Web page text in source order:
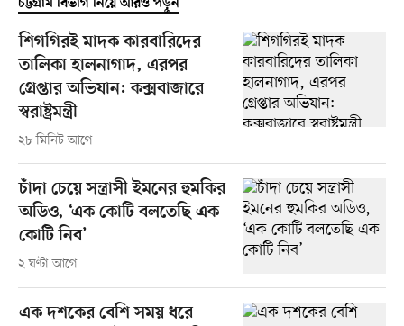
চট্টগ্রাম বিভাগ নিয়ে আরও পড়ুন
শিগগিরই মাদক কারবারিদের
তালিকা হালনাগাদ, এরপর
গ্রেপ্তার অভিযান: কক্সবাজারে
স্বরাষ্ট্রমন্ত্রী
২৮ মিনিট আগে
চাঁদা চেয়ে সন্ত্রাসী ইমনের হুমকির
অডিও, ‘এক কোটি বলতেছি এক
কোটি নিব’
২ ঘণ্টা আগে
এক দশকের বেশি সময় ধরে